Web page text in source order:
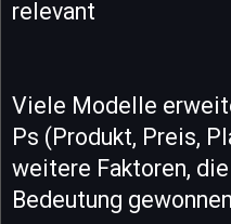
relevant
Viele Modelle
Ps (Produkt, Preis,
weitere Faktoren,
Bedeutung